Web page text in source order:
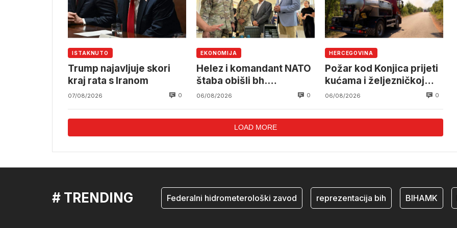
ISTAKNUTO
Trump najavljuje skori
kraj rata s Iranom
07/08/2026 0
EKONOMIJA
Helez i komandant NATO
štaba obišli bh.
namjensku industriju
06/08/2026 0
HERCEGOVINA
Požar kod Konjica prijeti
kućama i željezničkoj
pruzi, očekuje se
OSBiH
06/08/2026 0
LOAD MORE
# TRENDING
mostar Federalni hidrometerološki zavod reprezentacija bih BIHAMK